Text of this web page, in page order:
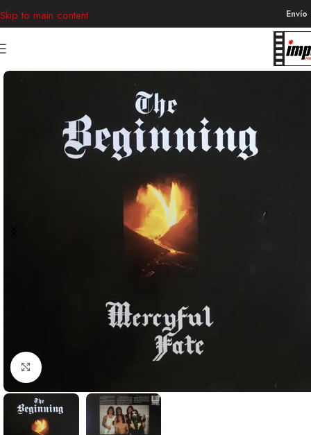
Skip to main content
Clic para ampliar